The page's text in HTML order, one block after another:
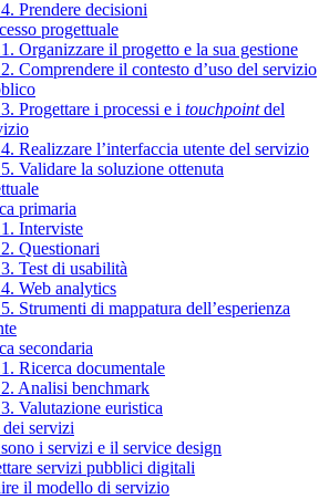
Prendere decisioni
progettuale
Organizzare il progetto e la sua gestione
Comprendere il contesto d’uso del servizio
Progettare i processi e i touchpointdel
Realizzare l’interfaccia utente del servizio
Validare la soluzione ottenuta
primaria
Interviste
Questionari
Test di usabilità
Web analytics
Strumenti di mappatura dell’esperienza
secondaria
Ricerca documentale
Analisi benchmark
Valutazione euristica
servizi
i servizi e il service design
servizi pubblici digitali
il modello di servizio